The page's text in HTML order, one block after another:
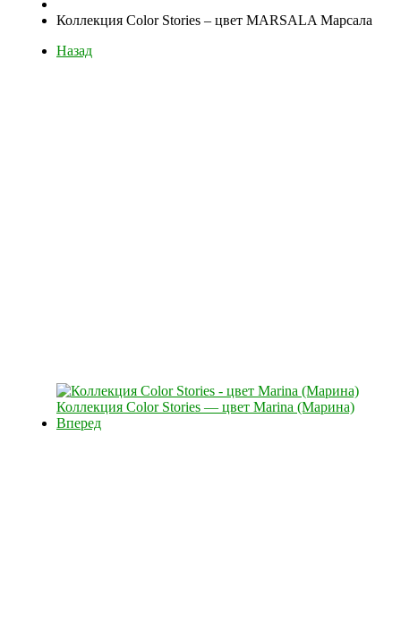
Коллекция Color Stories – цвет MARSALA Марсала
Назад
Коллекция Color Stories — цвет Marina (Марина)
Вперед